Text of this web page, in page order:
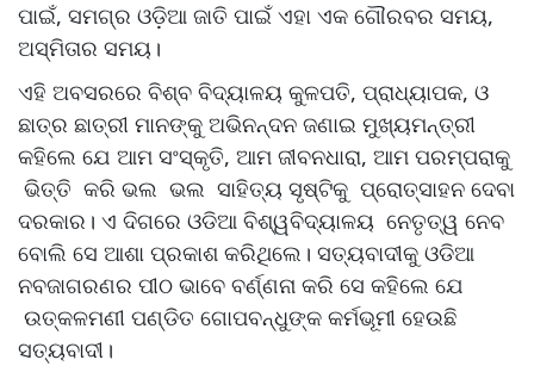
ପାଇଁ, ସମଗ୍ର ଓଡ଼ିଆ ଜାତି ପାଇଁ ଏହା ଏକ ଗୌରବର ସମୟ,
ଅସ୍ମିତାର ସମୟ।
ଏହି ଅବସରରେ ବିଶ୍ବ ବିଦ୍ୟାଳୟ କୁଳପତି, ପ୍ରାଧ୍ୟାପକ, ଓ
ଛାତ୍ର ଛାତ୍ରୀ ମାନଙ୍କୁ ଅଭିନନ୍ଦନ ଜଣାଇ ମୁଖ୍ୟମନ୍ତ୍ରୀ
କହିଲେ ଯେ ଆମ ସଂସ୍କୃତି, ଆମ ଜୀବନଧାରା, ଆମ ପରମ୍ପରାକୁ
ଭିତ୍ତି କରି ଭଲ ଭଲ ସାହିତ୍ୟ ସୃଷ୍ଟିକୁ ପ୍ରୋତ୍ସାହନ ଦେବା
ଦରକାର। ଏ ଦିଗରେ ଓଡିଆ ବିଶ୍ୱବିଦ୍ୟାଳୟ ନେତୃତ୍ୱ ନେବ
ବୋଲି ସେ ଆଶା ପ୍ରକାଶ କରିଥିଲେ। ସତ୍ୟବାଦୀକୁ ଓଡିଆ
ନବଜାଗରଣର ପୀଠ ଭାବେ ବର୍ଣ୍ଣନା କରି ସେ କହିଲେ ଯେ
ଉତ୍କଳମଣୀ ପଣ୍ଡିତ ଗୋପବନ୍ଧୁଙ୍କ କର୍ମଭୂମୀ ହେଉଛି
ସତ୍ୟବାଦୀ।